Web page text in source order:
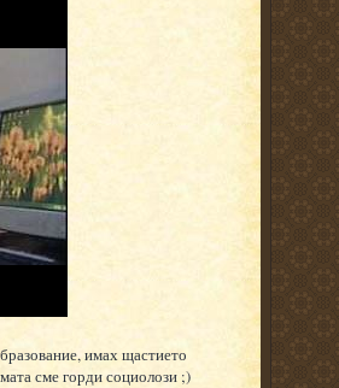
имах щастието
сме горди социолози ;)